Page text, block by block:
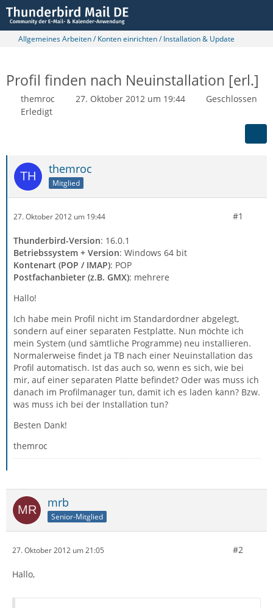
Allgemeines Arbeiten / Konten einrichten / Installation & Update
Profil finden nach Neuinstallation [erl.]
themroc 27. Oktober 2012 um 19:44
Geschlossen
Erledigt
themroc
Mitglied
27. Oktober 2012 um 19:44 #1
Thunderbird-Version: 16.0.1
Betriebssystem + Version: Windows 64 bit
Kontenart (POP / IMAP): POP
Postfachanbieter (z.B. GMX): mehrere
Hallo!
Ich habe mein Profil nicht im Standardordner abgelegt,
sondern auf einer separaten Festplatte. Nun möchte ich
mein System (und sämtliche Programme) neu installieren.
Normalerweise findet ja TB nach einer Neuinstallation das
Profil automatisch. Ist das auch so, wenn es sich, wie bei
mir, auf einer separaten Platte befindet? Oder was muss ich
danach im Profilmanager tun, damit ich es laden kann? Bzw.
was muss ich bei der Installation tun?
Besten Dank!
themroc
mrb
Senior-Mitglied
27. Oktober 2012 um 21:05 #2
Hallo,